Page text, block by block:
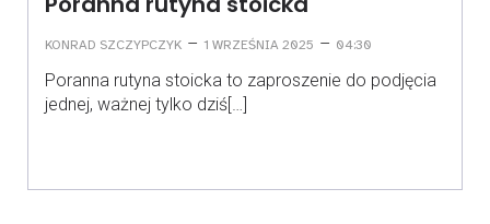
KONRAD SZCZYPCZYK – 1 WRZEŚNIA 2025 – 04:30
Poranna rutyna stoicka to zaproszenie do podjęcia
jednej, ważnej tylko dziś[…]